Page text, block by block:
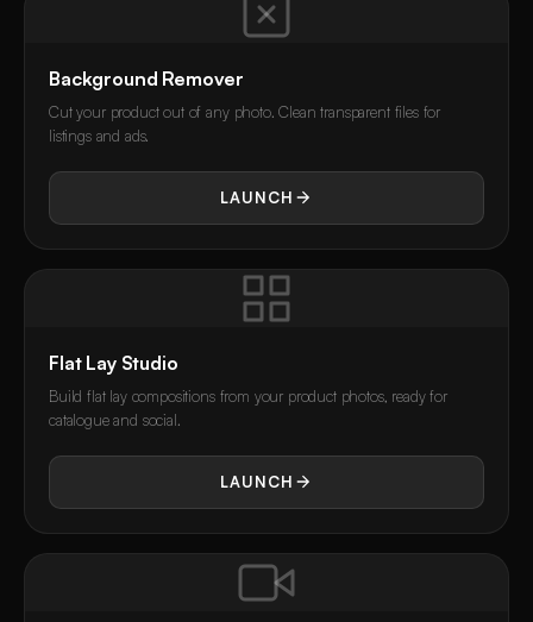
Background Remover
Cut your product out of any photo. Clean transparent files for
listings and ads.
LAUNCH
Flat Lay Studio
Build flat lay compositions from your product photos, ready for
catalogue and social.
LAUNCH